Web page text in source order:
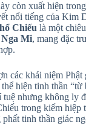
còn xuất hiện trong
nổi tiếng của Kim
Chiếu là một
Mi, mang đặc
các khái niệm Phật
hiện tinh thần “từ
tuệ nhưng không ly
trong kiếm hiệp
tinh thần giác